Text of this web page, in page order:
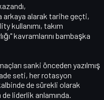
arkaya alarak tarihe geçti,
kullanımı, takım
kavramlarını bambaşka
sanki önceden yazılmış
seti, her rotasyon
de sürekli olarak
liderlik anlamında.